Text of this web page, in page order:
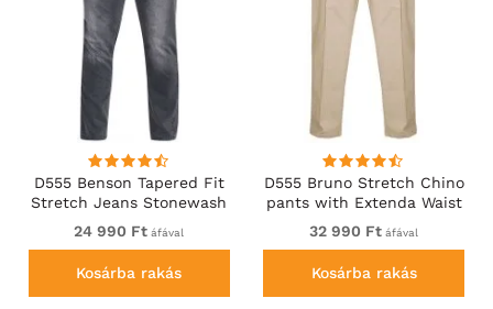
D555 Benson Tapered Fit
Stretch Jeans Stonewash
24 990 Ft áfával
Kosárba rakás
D555 Bruno Stretch Chino
pants with Extenda Waist
Beige
32 990 Ft áfával
Kosárba rakás